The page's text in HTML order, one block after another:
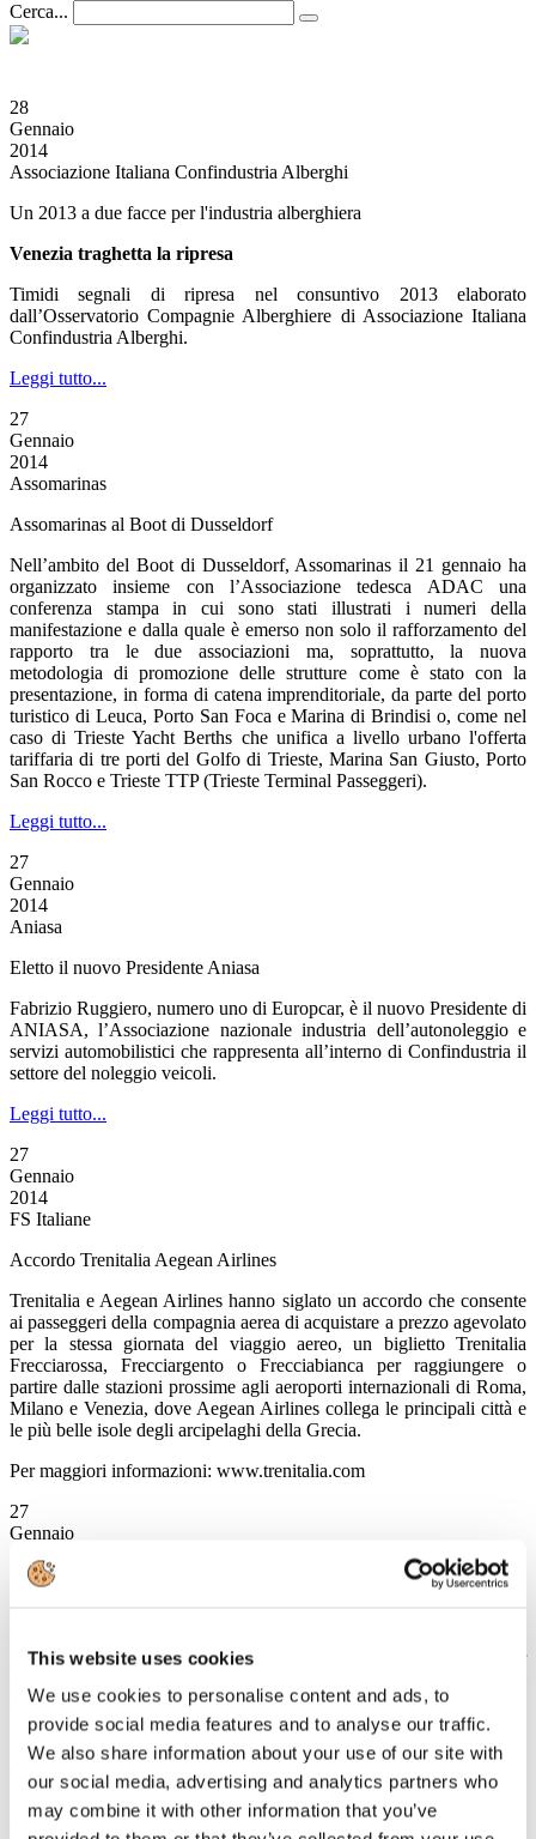
This website uses cookies
We use cookies to personalise content and ads, to
provide social media features and to analyse our traffic.
We also share information about your use of our site with
our social media, advertising and analytics partners who
may combine it with other information that you’ve
Cerca...
28
Gennaio
2014
Associazione Italiana Confindustria Alberghi
Un 2013 a due facce per l'industria alberghiera
Venezia traghetta la ripresa
Timidi segnali di ripresa nel consuntivo 2013 elaborato
dall’Osservatorio Compagnie Alberghiere di Associazione Italiana
Confindustria Alberghi.
Leggi tutto...
27
Gennaio
2014
Assomarinas
Assomarinas al Boot di Dusseldorf
Nell’ambito del Boot di Dusseldorf, Assomarinas il 21 gennaio ha
organizzato insieme con l’Associazione tedesca ADAC una
conferenza stampa in cui sono stati illustrati i numeri della
manifestazione e dalla quale è emerso non solo il rafforzamento del
rapporto tra le due associazioni ma, soprattutto, la nuova
metodologia di promozione delle strutture come è stato con la
presentazione, in forma di catena imprenditoriale, da parte del porto
turistico di Leuca, Porto San Foca e Marina di Brindisi o, come nel
caso di Trieste Yacht Berths che unifica a livello urbano l'offerta
tariffaria di tre porti del Golfo di Trieste, Marina San Giusto, Porto
San Rocco e Trieste TTP (Trieste Terminal Passeggeri).
Leggi tutto...
27
Gennaio
2014
Aniasa
Eletto il nuovo Presidente Aniasa
Fabrizio Ruggiero, numero uno di Europcar, è il nuovo Presidente di
ANIASA, l’Associazione nazionale industria dell’autonoleggio e
servizi automobilistici che rappresenta all’interno di Confindustria il
settore del noleggio veicoli.
Leggi tutto...
27
Gennaio
2014
FS Italiane
Accordo Trenitalia Aegean Airlines
Trenitalia e Aegean Airlines hanno siglato un accordo che consente
ai passeggeri della compagnia aerea di acquistare a prezzo agevolato
per la stessa giornata del viaggio aereo, un biglietto Trenitalia
Frecciarossa, Frecciargento o Frecciabianca per raggiungere o
partire dalle stazioni prossime agli aeroporti internazionali di Roma,
Milano e Venezia, dove Aegean Airlines collega le principali città e
le più belle isole degli arcipelaghi della Grecia.
Per maggiori informazioni: www.trenitalia.com
27
Gennaio
FS Italiane
Biglietti d’ingresso al prezzo di uno e una corsia preferenziale per
CartaFreccia che raggiungeranno il capoluogo emiliano con le
Frecce Trenitalia.
Leggi tutto...
Gennaio